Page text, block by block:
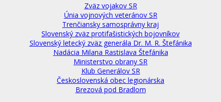
Zväz vojakov SR
Únia vojnových veteránov SR
Trenčiansky samosprávny kraj
Slovenský zväz protifašistických bojovníkov
Slovenský letecký zväz generála Dr. M. R. Štefánika
Nadácia Milana Rastislava Štefánika
Ministerstvo obrany SR
Klub Generálov SR
Československá obec legionárska
Brezová pod Bradlom